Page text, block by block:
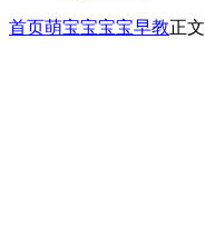
首页萌宝宝宝宝早教正文